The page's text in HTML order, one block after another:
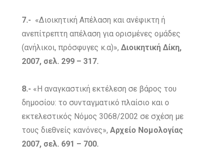
7.- «Διοικητική Απέλαση και ανέφικτη ή
ανεπίτρεπτη απέλαση για ορισμένες ομάδες
(ανήλικοι, πρόσφυγες κ.α)»,Διοικητική Δίκη,
2007, σελ. 299 – 317.
8.- «Η αναγκαστική εκτέλεση σε βάρος του
δημοσίου: το συνταγματικό πλαίσιο και ο
εκτελεστικός Νόμος 3068/2002 σε σχέση με
τους διεθνείς κανόνες»,Αρχείο Νομολογίας
2007, σελ. 691 – 700.